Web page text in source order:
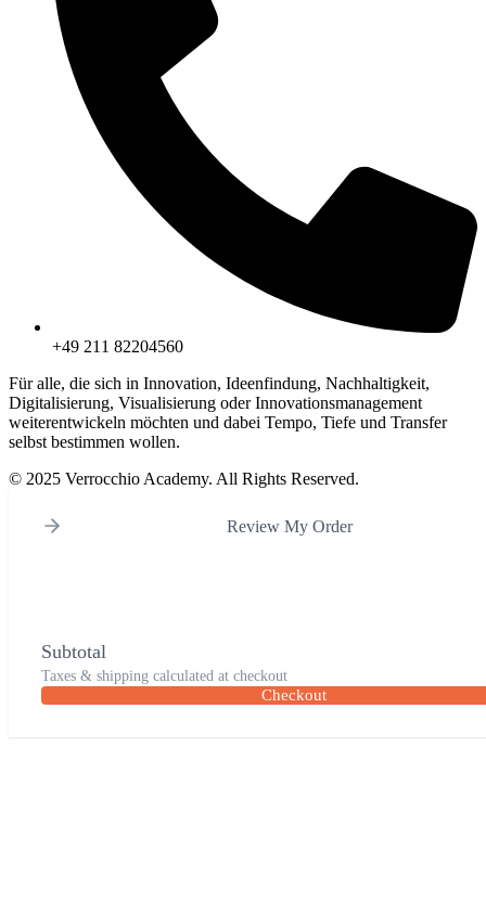
+49 211 82204560
Für alle, die sich in Innovation, Ideenfindung, Nachhaltigkeit,
Digitalisierung, Visualisierung oder Innovationsmanagement
weiterentwickeln möchten und dabei Tempo, Tiefe und Transfer
selbst bestimmen wollen.
© 2025 Verrocchio Academy. All Rights Reserved.
Review My Order
Subtotal
Taxes & shipping calculated at checkout
Checkout